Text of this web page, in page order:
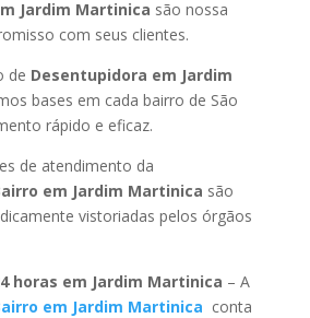
Jardim Martinica são nossa
com seus clientes.
de Desentupidora em Jardim
bases em cada bairro de São
rápido e eficaz.
de atendimento da
em Jardim Martinica são
vistoriadas pelos órgãos
horas em Jardim Martinica – A
em Jardim Martinica conta